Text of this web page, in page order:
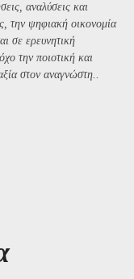
αναλύσεις και
την ψηφιακή οικονομία
σε ερευνητική
την ποιοτική και
στον αναγνώστη..